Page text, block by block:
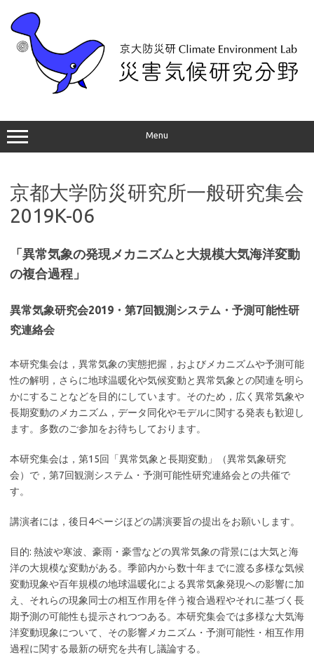
Menu
京都大学防災研究所一般研究集会
2019K-06
「異常気象の発現メカニズムと大規模大気海洋変動
の複合過程」
異常気象研究会2019・第7回観測システム・予測可能性研
究連絡会
本研究集会は，異常気象の実態把握，およびメカニズムや予測可能
性の解明，さらに地球温暖化や気候変動と異常気象との関連を明ら
かにすることなどを目的にしています。そのため，広く異常気象や
長期変動のメカニズム，データ同化やモデルに関する発表も歓迎し
ます。多数のご参加をお待ちしております。
本研究集会は，第15回「異常気象と長期変動」（異常気象研究
会）で，第7回観測システム・予測可能性研究連絡会との共催で
す。
講演者には，後日4ページほどの講演要旨の提出をお願いします。
目的: 熱波や寒波、豪雨・豪雪などの異常気象の背景には大気と海
洋の大規模な変動がある。季節内から数十年までに渡る多様な気候
変動現象や百年規模の地球温暖化による異常気象発現への影響に加
え、それらの現象同士の相互作用を伴う複合過程やそれに基づく長
期予測の可能性も提示されつつある。本研究集会では多様な大気海
洋変動現象について、その影響メカニズム・予測可能性・相互作用
過程に関する最新の研究を共有し議論する。